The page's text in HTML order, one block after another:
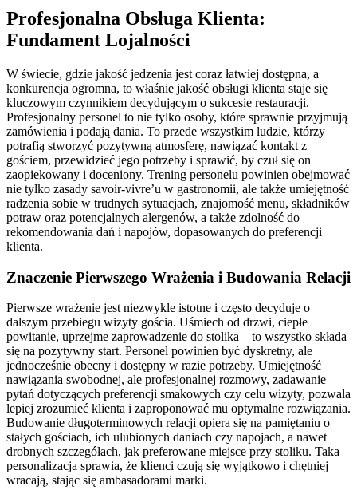
Profesjonalna Obsługa Klienta:
Fundament Lojalności
W świecie, gdzie jakość jedzenia jest coraz łatwiej dostępna, a
konkurencja ogromna, to właśnie jakość obsługi klienta staje się
kluczowym czynnikiem decydującym o sukcesie restauracji.
Profesjonalny personel to nie tylko osoby, które sprawnie przyjmują
zamówienia i podają dania. To przede wszystkim ludzie, którzy
potrafią stworzyć pozytywną atmosferę, nawiązać kontakt z
gościem, przewidzieć jego potrzeby i sprawić, by czuł się on
zaopiekowany i doceniony. Trening personelu powinien obejmować
nie tylko zasady savoir-vivre’u w gastronomii, ale także umiejętność
radzenia sobie w trudnych sytuacjach, znajomość menu, składników
potraw oraz potencjalnych alergenów, a także zdolność do
rekomendowania dań i napojów, dopasowanych do preferencji
klienta.
Znaczenie Pierwszego Wrażenia i Budowania Relacji
Pierwsze wrażenie jest niezwykle istotne i często decyduje o
dalszym przebiegu wizyty gościa. Uśmiech od drzwi, ciepłe
powitanie, uprzejme zaprowadzenie do stolika – to wszystko składa
się na pozytywny start. Personel powinien być dyskretny, ale
jednocześnie obecny i dostępny w razie potrzeby. Umiejętność
nawiązania swobodnej, ale profesjonalnej rozmowy, zadawanie
pytań dotyczących preferencji smakowych czy celu wizyty, pozwala
lepiej zrozumieć klienta i zaproponować mu optymalne rozwiązania.
Budowanie długoterminowych relacji opiera się na pamiętaniu o
stałych gościach, ich ulubionych daniach czy napojach, a nawet
drobnych szczegółach, jak preferowane miejsce przy stoliku. Taka
personalizacja sprawia, że klienci czują się wyjątkowo i chętniej
wracają, stając się ambasadorami marki.